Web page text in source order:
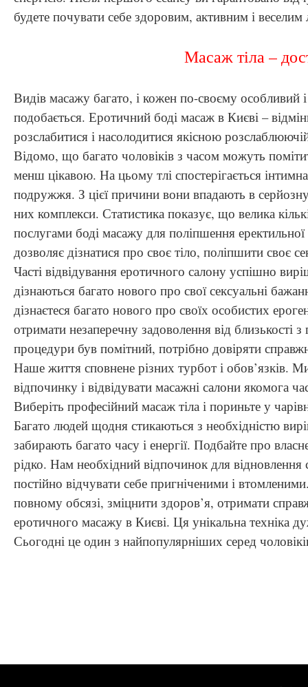
будете почувати себе здоровим, активним і
Масаж тіла –
Видів масажу багато, і кожен по-своєму
подобається. Еротичний боді масаж в Києві –
розслабитися і насолодитися якісною
Відомо, що багато чоловіків з часом можуть
менш цікавою. На цьому тлі спостерігається
подружжя. З цієї причини вони впадають в
них комплекси. Статистика показує, що велика
послугами боді масажу для поліпшення еректильної
дозволяє дізнатися про своє тіло, поліпшити своє
Часті відвідування еротичного салону успішно
дізнаються багато нового про свої сексуальні
дізнаєтеся багато нового про своїх особистих
отримати незаперечну задоволення від
процедури був помітний, потрібно довіряти
Наше життя сповнене різних турбот і обов’язків.
відпочинку і відвідувати масажні салони якомога
Виберіть професійний масаж тіла і пориньте у
Багато людей щодня стикаються з необхідністю
забирають багато часу і енергії. Подбайте про
рідко. Нам необхідний відпочинок для
постійно відчувати себе пригніченими і
повному обсязі, зміцнити здоров’я, отримати
еротичного масажу в Києві. Ця унікальна техніка
Сьогодні це один з найпопулярніших серед